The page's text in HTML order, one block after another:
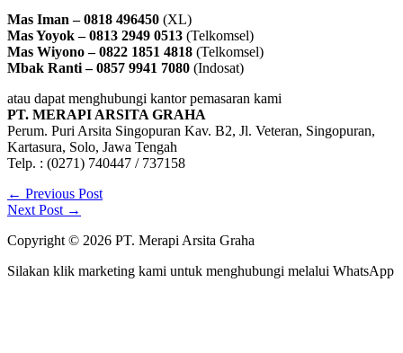
Mas Iman – 0818 496450 (XL)
Mas Yoyok – 0813 2949 0513 (Telkomsel)
Mas Wiyono – 0822 1851 4818 (Telkomsel)
Mbak Ranti – 0857 9941 7080 (Indosat)
atau dapat menghubungi kantor pemasaran kami
PT. MERAPI ARSITA GRAHA
Perum. Puri Arsita Singopuran Kav. B2, Jl. Veteran, Singopuran,
Kartasura, Solo, Jawa Tengah
Telp. : (0271) 740447 / 737158
← Previous Post
Next Post →
Copyright © 2026 PT. Merapi Arsita Graha
Silakan klik marketing kami untuk menghubungi melalui WhatsApp